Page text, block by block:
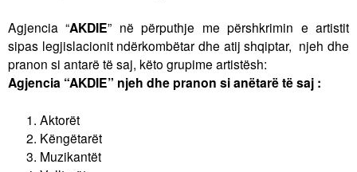
Agjencia “AKDIE” në përputhje me përshkrimin e artistit
sipas legjislacionit ndërkombëtar dhe atij shqiptar, njeh dhe
pranon si antarë të saj, këto grupime artistësh:
Agjencia “AKDIE” njeh dhe pranon si anëtarë të saj :
Aktorët
Këngëtarët
Muzikantët